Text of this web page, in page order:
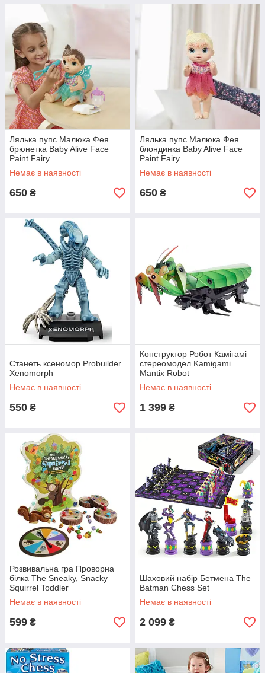
Лялька пупс Малюка Фея
брюнетка Baby Alive Face
Paint Fairy
Немає в наявності
650 ₴
Лялька пупс Малюка Фея
блондинка Baby Alive Face
Paint Fairy
Немає в наявності
650 ₴
Станеть ксеномор Probuilder
Xenomorph
Немає в наявності
550 ₴
Конструктор Робот Камігамі
стереомодел Kamigami
Mantix Robot
Немає в наявності
1 399 ₴
Розвивальна гра Проворна
білка The Sneaky, Snacky
Squirrel Toddler
Немає в наявності
599 ₴
Шаховий набір Бетмена The
Batman Chess Set
Немає в наявності
2 099 ₴